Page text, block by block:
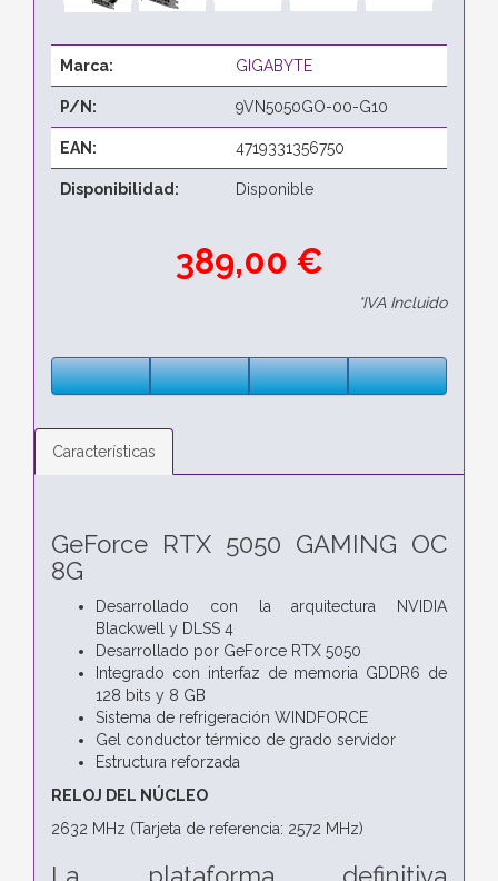
Marca: GIGABYTE
P/N: 9VN5050GO-00-G10
EAN: 4719331356750
Disponibilidad: Disponible
389,00 €
*IVA Incluido
Características
GeForce RTX 5050 GAMING OC
8G
Desarrollado con la arquitectura NVIDIA
Blackwell y DLSS 4
Desarrollado por GeForce RTX 5050
Integrado con interfaz de memoria GDDR6 de
128 bits y 8 GB
Sistema de refrigeración WINDFORCE
Gel conductor térmico de grado servidor
Estructura reforzada
RELOJ DEL NÚCLEO
2632 MHz (Tarjeta de referencia: 2572 MHz)
La plataforma definitiva